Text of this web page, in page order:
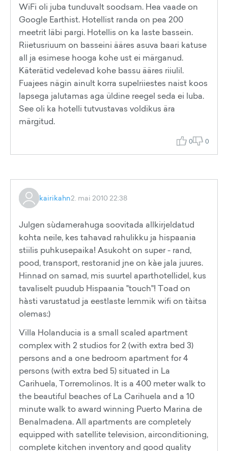
WiFi oli juba tunduvalt soodsam. Hea vaade on
Google Earthist. Hotellist randa on pea 200
meetrit läbi pargi. Hotellis on ka laste bassein.
Riietusriuum on basseini ääres asuva baari katuse
all ja esimese hooga kohe ust ei märganud.
Käterätid vedelevad kohe bassu ääres riiulil.
Fuajees nägin ainult korra supelriiestes naist koos
lapsega jalutamas aga üldine reegel seda ei luba.
See oli ka hotelli tutvustavas voldikus ära
märgitud.
0 0
kairikahn2. mai 2010 22:38
Julgen sùdamerahuga soovitada allkirjeldatud
kohta neile, kes tahavad rahulikku ja hispaania
stiilis puhkusepaika! Asukoht on super - rand,
pood, transport, restoranid jne on kàe jala juures.
Hinnad on samad, mis suurtel aparthotellidel, kus
tavaliselt puudub Hispaania "touch"! Toad on
hàsti varustatud ja eestlaste lemmik wifi on tàitsa
olemas:)
Villa Holanducia is a small scaled apartment
complex with 2 studios for 2 (with extra bed 3)
persons and a one bedroom apartment for 4
persons (with extra bed 5) situated in La
Carihuela, Torremolinos. It is a 400 meter walk to
the beautiful beaches of La Carihuela and a 10
minute walk to award winning Puerto Marina de
Benalmadena. All apartments are completely
equipped with satellite television, airconditioning,
complete kitchen inventory and good quality